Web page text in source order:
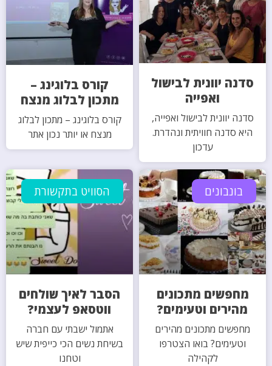
סדנה יוונית לבישול
ואפייה
סדנה יוונית לבישול ואפייה,
היא סדנה חוויתית ונהדרת.
עדכון
קורס בלוגינג –
מתכון לבלוג מנצח
קורס בלוגינג – מתכון לבלוג
מנצח או יותר נכון אתר
בונבונים
מחפשים מתכונים
מהירים וטעימים?
מחפשים מתכונים מהירים
וטעימים? בואו הצטרפו
לקהילה
הסוויט בתקשורת
הסבר לאיך שולחים
ווטסאפ לעצמי?
אתמול ישבתי עם חברה
בשיחת נשים הכי כייפית שיש
וטחנו